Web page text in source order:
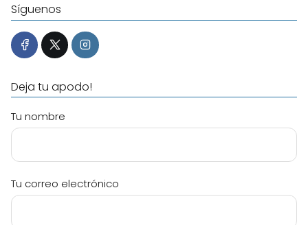
Síguenos
Deja tu apodo!
Tu nombre
Tu correo electrónico